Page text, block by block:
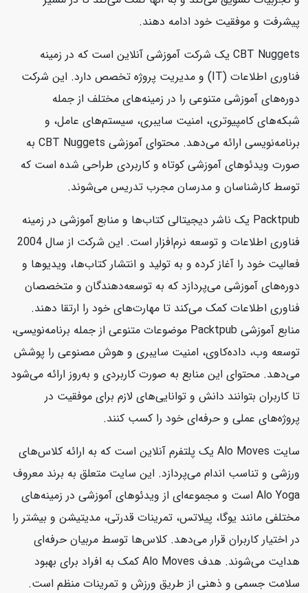
پیشرفت و موفقیت خود ادامه دهند.
CBT Nuggets یک شرکت آموزشی آنلاین است که در زمینه
فناوری اطلاعات (IT) و مدیریت پروژه تخصص دارد. این شرکت
دوره‌های آموزشی متنوعی را در زمینه‌های مختلف از جمله
شبکه‌های کامپیوتری، امنیت سایبری، سیستم‌های عامل، و
برنامه‌نویسی ارائه می‌دهد. محتوای آموزشی CBT Nuggets به
صورت ویدئوهای آموزشی کوتاه و کاربردی طراحی شده است که
توسط کارشناسان و مدرسان مجرب تدریس می‌شوند.
Packtpub یک ناشر دیجیتالی کتاب‌ها و منابع آموزشی در زمینه
فناوری اطلاعات و توسعه نرم‌افزار است. این شرکت از سال 2004
فعالیت خود را آغاز کرده و به تولید و انتشار کتاب‌ها، ویدیوها و
دوره‌های آموزشی می‌پردازد که به توسعه‌دهندگان و متخصصان
فناوری اطلاعات کمک می‌کند تا مهارت‌های خود را ارتقا دهند.
منابع آموزشی Packtpub موضوعات متنوعی از جمله برنامه‌نویسی،
توسعه وب، داده‌کاوی، امنیت سایبری و هوش مصنوعی را پوشش
می‌دهد. محتوای این منابع به صورت کاربردی و به‌روز ارائه می‌شود
تا کاربران بتوانند دانش و توانایی‌های لازم برای موفقیت در
پروژه‌های عملی و حرفه‌ای خود را کسب کنند.
سایت Alo Moves یک پلتفرم آنلاین است که به ارائه کلاس‌های
ورزشی و تناسب اندام می‌پردازد. این سایت متعلق به برند معروف
Alo Yoga است و مجموعه‌ای از ویدئوهای آموزشی در زمینه‌های
مختلفی مانند یوگا، پیلاتس، تمرینات قدرتی، مدیتیشن و بیشتر را
در اختیار کاربران قرار می‌دهد. کلاس‌ها توسط مربیان حرفه‌ای
هدایت می‌شوند. هدف Alo Moves کمک به افراد برای بهبود
سلامت جسمی و ذهنی از طریق ورزش و تمرینات منظم است.